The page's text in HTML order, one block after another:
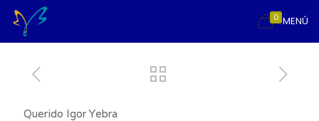
MENÚ
0
Querido Igor Yebra